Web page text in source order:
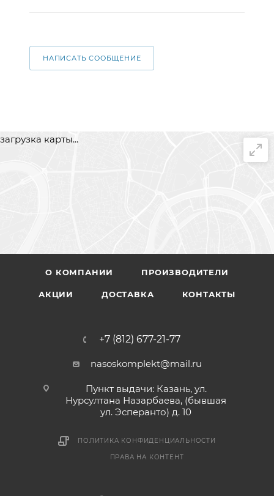
НАПИСАТЬ СООБЩЕНИЕ
загрузка карты...
О КОМПАНИИ ПРОИЗВОДИТЕЛИ
АКЦИИ ДОСТАВКА КОНТАКТЫ
+7 (812) 677-21-77
nasoskomplekt@mail.ru
Пункт выдачи: Казань, ул.
Нурсултана Назарбаева, (бывшая
ул. Эсперанто) д. 10
ПОЛИТИКА КОНФИДЕНЦИАЛЬНОСТИ
ПРАВА НА КОНТЕНТ